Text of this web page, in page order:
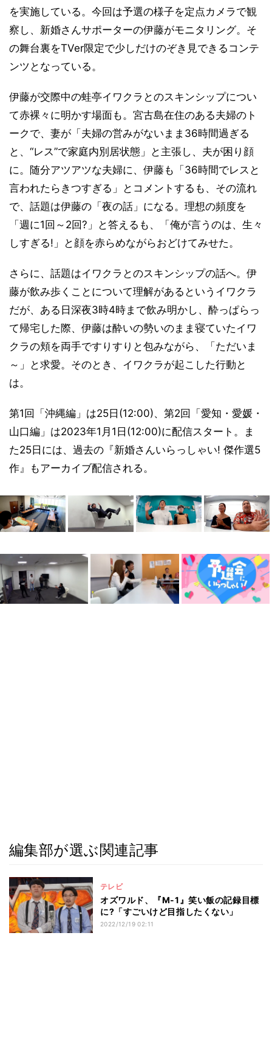
を実施している。今回は予選の様子を定点カメラで観
察し、新婚さんサポーターの伊藤がモニタリング。そ
の舞台裏をTVer限定で少しだけのぞき見できるコンテ
ンツとなっている。
伊藤が交際中の蛙亭イワクラとのスキンシップについ
て赤裸々に明かす場面も。宮古島在住のある夫婦のト
ークで、妻が「夫婦の営みがないまま36時間過ぎる
と、“レス”で家庭内別居状態」と主張し、夫が困り顔
に。随分アツアツな夫婦に、伊藤も「36時間でレスと
言われたらきつすぎる」とコメントするも、その流れ
で、話題は伊藤の「夜の話」になる。理想の頻度を
「週に1回～2回?」と答えるも、「俺が言うのは、生々
しすぎる!」と顔を赤らめながらおどけてみせた。
さらに、話題はイワクラとのスキンシップの話へ。伊
藤が飲み歩くことについて理解があるというイワクラ
だが、ある日深夜3時4時まで飲み明かし、酔っぱらっ
て帰宅した際、伊藤は酔いの勢いのまま寝ていたイワ
クラの頬を両手ですりすりと包みながら、「ただいま
～」と求愛。そのとき、イワクラが起こした行動と
は。
第1回「沖縄編」は25日(12:00)、第2回「愛知・愛媛・
山口編」は2023年1月1日(12:00)に配信スタート。ま
た25日には、過去の『新婚さんいらっしゃい! 傑作選5
作』もアーカイブ配信される。
編集部が選ぶ関連記事
テレビ
オズワルド、『M-1』笑い飯の記録目標
に?「すごいけど目指したくない」
2022/12/19 02:11